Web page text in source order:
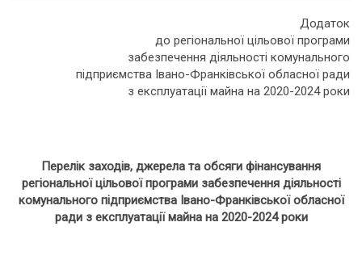
Додаток
до регіональної цільової програми
забезпечення діяльності комунального
підприємства Івано-Франківської обласної ради
з експлуатації майна на 2020-2024 роки
Перелік заходів, джерела та обсяги фінансування
регіональної цільової програми забезпечення діяльності
комунального підприємства Івано-Франківської обласної
ради з експлуатації майнана 2020-2024 роки